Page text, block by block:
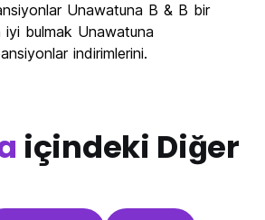
Unawatuna B & B bir
bulmak Unawatuna
indirimlerini.
içindeki Diğer